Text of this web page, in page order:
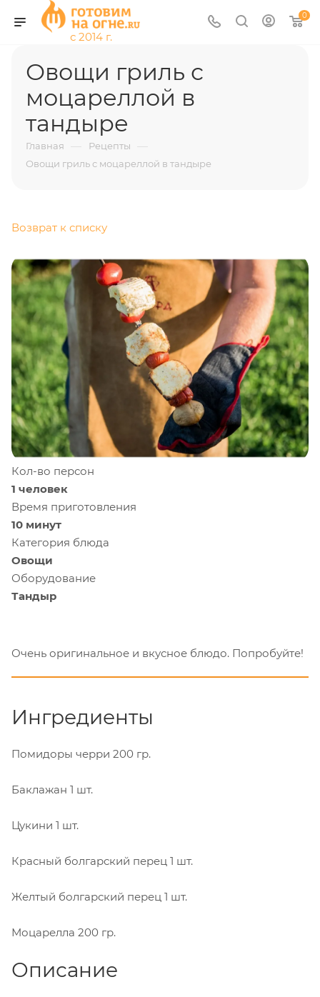
0
Овощи гриль с
моцареллой в
тандыре
Главная — Рецепты —
Овощи гриль с моцареллой в тандыре
Возврат к списку
Кол-во персон
1 человек
Время приготовления
10 минут
Категория блюда
Овощи
Оборудование
Тандыр
Очень оригинальное и вкусное блюдо. Попробуйте!
Описание
Ингредиенты
Помидоры черри 200 гр.
Баклажан 1 шт.
Цукини 1 шт.
Красный болгарский перец 1 шт.
Желтый болгарский перец 1 шт.
Моцарелла 200 гр.